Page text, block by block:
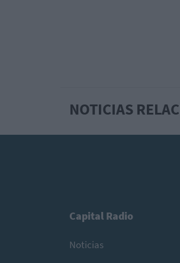
NOTICIAS
Capital Radio
Noticias